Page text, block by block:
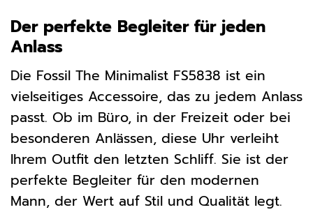
Der perfekte Begleiter für jeden
Anlass
Die Fossil The Minimalist FS5838 ist ein
vielseitiges Accessoire, das zu jedem Anlass
passt. Ob im Büro, in der Freizeit oder bei
besonderen Anlässen, diese Uhr verleiht
Ihrem Outfit den letzten Schliff. Sie ist der
perfekte Begleiter für den modernen
Mann, der Wert auf Stil und Qualität legt.